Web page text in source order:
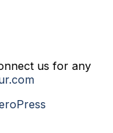
us for any